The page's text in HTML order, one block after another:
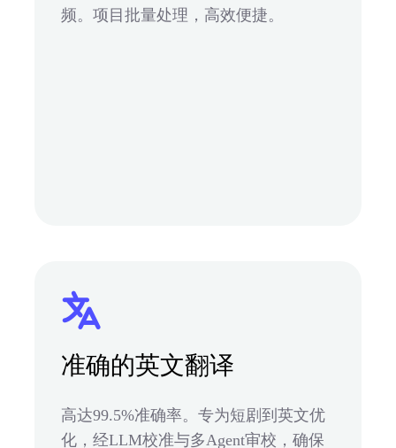
频。项目批量处理，高效便捷。
准确的英文翻译
高达99.5%准确率。专为短剧到英文优
化，经LLM校准与多Agent审校，确保